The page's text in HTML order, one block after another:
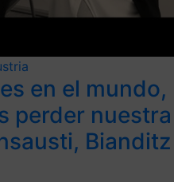
en el mundo,
perder nuestra
Bianditz